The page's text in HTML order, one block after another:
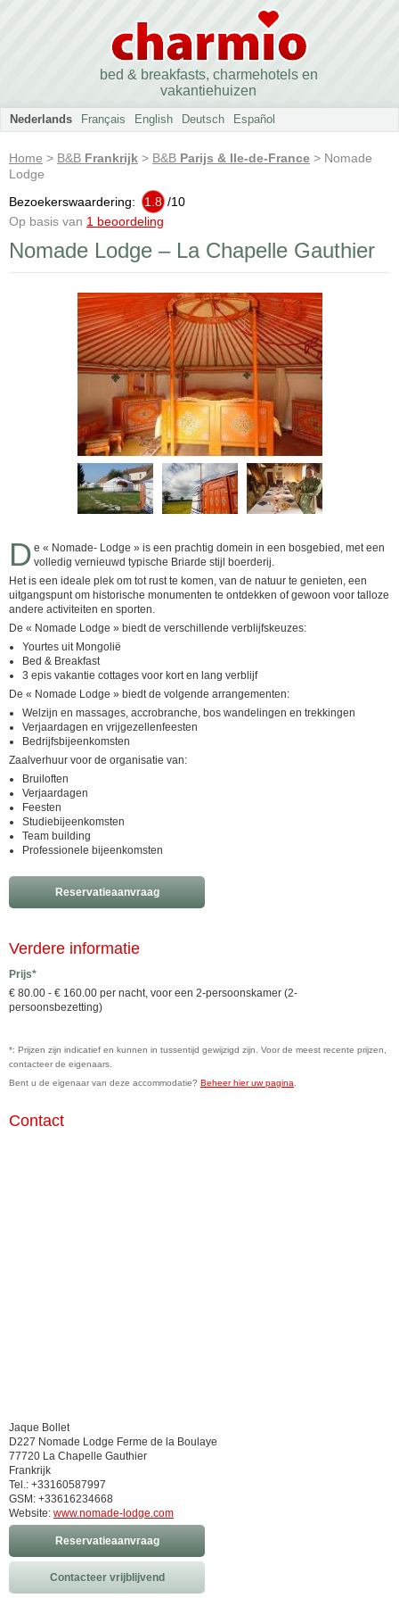
bed & breakfasts, charmehotels en
vakantiehuizen
Nederlands Français English Deutsch Español
Home > B&B Frankrijk > B&B Parijs & Ile-de-France > Nomade
Lodge
Bezoekerswaardering:
1.8 /10
Op basis van 1 beoordeling
Nomade Lodge – La Chapelle Gauthier
D e « Nomade- Lodge » is een prachtig domein in een bosgebied, met een
volledig vernieuwd typische Briarde stijl boerderij.
Het is een ideale plek om tot rust te komen, van de natuur te genieten, een
uitgangspunt om historische monumenten te ontdekken of gewoon voor talloze
andere activiteiten en sporten.
De « Nomade Lodge » biedt de verschillende verblijfskeuzes:
Yourtes uit Mongolië
Bed & Breakfast
3 epis vakantie cottages voor kort en lang verblijf
De « Nomade Lodge » biedt de volgende arrangementen:
Welzijn en massages, accrobranche, bos wandelingen en trekkingen
Verjaardagen en vrijgezellenfeesten
Bedrijfsbijeenkomsten
Zaalverhuur voor de organisatie van:
Bruiloften
Verjaardagen
Feesten
Studiebijeenkomsten
Team building
Professionele bijeenkomsten
Reservatieaanvraag
Verdere informatie
Prijs*
€ 80.00 - € 160.00 per nacht, voor een 2-persoonskamer (2-
persoonsbezetting)
*: Prijzen zijn indicatief en kunnen in tussentijd gewijzigd zijn. Voor de meest recente prijzen,
contacteer de eigenaars.
Bent u de eigenaar van deze accommodatie? Beheer hier uw pagina
Contact
Jaque Bollet
D227 Nomade Lodge Ferme de la Boulaye
77720 La Chapelle Gauthier
Frankrijk
Tel.: +33160587997
GSM: +33616234668
Website: www.nomade-lodge.com
Reservatieaanvraag
Contacteer vrijblijvend